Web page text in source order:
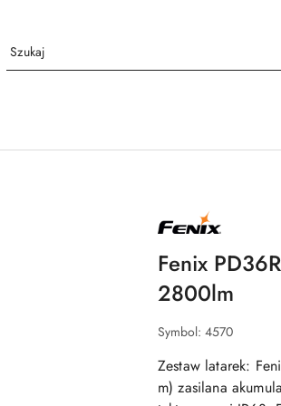
NAZWA
PRODUCENTA:
Fenix
2800lm
Symbol: 4570
Zestaw latarek:
m) zasilana